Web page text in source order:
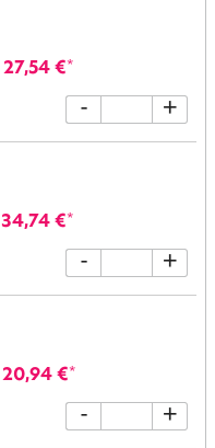
27,54 €*
- +
34,74 €*
- +
20,94 €*
- +